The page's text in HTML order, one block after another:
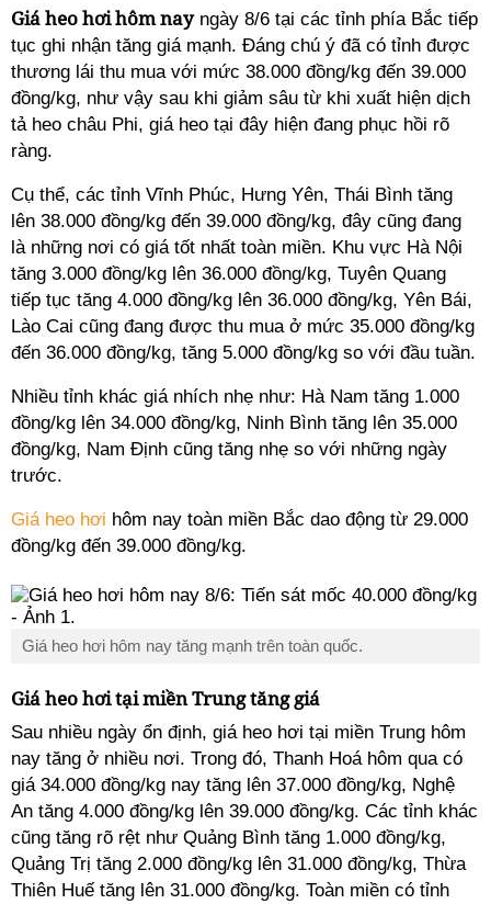
Giá heo hơi hôm nayngày 8/6 tại các tỉnh phía Bắc tiếp
tục ghi nhận tăng giá mạnh. Đáng chú ý đã có tỉnh được
thương lái thu mua với mức 38.000 đồng/kg đến 39.000
đồng/kg, như vậy sau khi giảm sâu từ khi xuất hiện dịch
tả heo châu Phi, giá heo tại đây hiện đang phục hồi rõ
ràng.
Cụ thể, các tỉnh Vĩnh Phúc, Hưng Yên, Thái Bình tăng
lên 38.000 đồng/kg đến 39.000 đồng/kg, đây cũng đang
là những nơi có giá tốt nhất toàn miền. Khu vực Hà Nội
tăng 3.000 đồng/kg lên 36.000 đồng/kg, Tuyên Quang
tiếp tục tăng 4.000 đồng/kg lên 36.000 đồng/kg, Yên Bái,
Lào Cai cũng đang được thu mua ở mức 35.000 đồng/kg
đến 36.000 đồng/kg, tăng 5.000 đồng/kg so với đầu tuần.
Nhiều tỉnh khác giá nhích nhẹ như: Hà Nam tăng 1.000
đồng/kg lên 34.000 đồng/kg, Ninh Bình tăng lên 35.000
đồng/kg, Nam Định cũng tăng nhẹ so với những ngày
trước.
Giá heo hơi hôm nay toàn miền Bắc dao động từ 29.000
đồng/kg đến 39.000 đồng/kg.
Giá heo hơi hôm nay tăng mạnh trên toàn quốc.
Giá heo hơi tại miền Trung tăng giá
Sau nhiều ngày ổn định, giá heo hơi tại miền Trung hôm
nay tăng ở nhiều nơi. Trong đó, Thanh Hoá hôm qua có
giá 34.000 đồng/kg nay tăng lên 37.000 đồng/kg, Nghệ
An tăng 4.000 đồng/kg lên 39.000 đồng/kg. Các tỉnh khác
cũng tăng rõ rệt như Quảng Bình tăng 1.000 đồng/kg,
Quảng Trị tăng 2.000 đồng/kg lên 31.000 đồng/kg, Thừa
Thiên Huế tăng lên 31.000 đồng/kg. Toàn miền có tỉnh